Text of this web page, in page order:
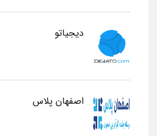
دیجیاتو
اصفهان پلاس